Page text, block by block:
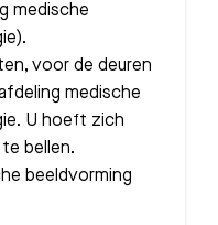
medische
voor de deuren
medische
U hoeft zich
bellen.
beeldvorming